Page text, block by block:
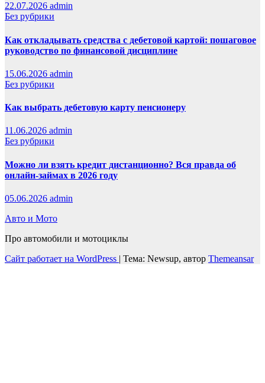
22.07.2026 admin
Без рубрики
Как откладывать средства с дебетовой картой: пошаговое
руководство по финансовой дисциплине
15.06.2026 admin
Без рубрики
Как выбрать дебетовую карту пенсионеру
11.06.2026 admin
Без рубрики
Можно ли взять кредит дистанционно? Вся правда об
онлайн-займах в 2026 году
05.06.2026 admin
Авто и Мото
Про автомобили и мотоциклы
Сайт работает на WordPress | Тема: Newsup, автор Themeansar